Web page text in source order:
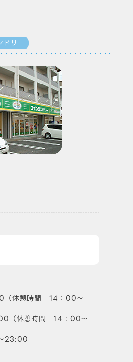
ドリー
休憩時間 14：00～
（休憩時間 14：00～
23:00